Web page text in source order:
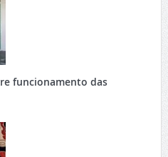
funcionamento das